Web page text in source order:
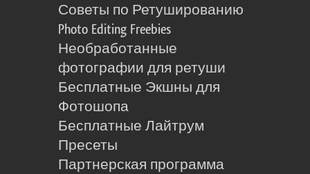
Советы по Ретушированию
Photo Editing Freebies
Необработанные
фотографии для ретуши
Бесплатные Экшны для
Фотошопа
Бесплатные Лайтрум
Пресеты
Партнерская программа